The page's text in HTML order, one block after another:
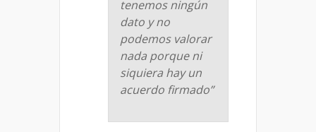
tenemos ningún
dato y no
podemos valorar
nada porque ni
siquiera hay un
acuerdo firmado”